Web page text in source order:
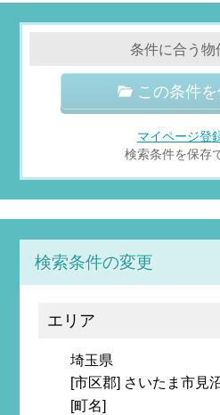
条件に合う物
この条件
マイページ登
検索条件を保存
検索条件の変更
エリア
埼玉県
[市区郡] さいたま市見
[町名]